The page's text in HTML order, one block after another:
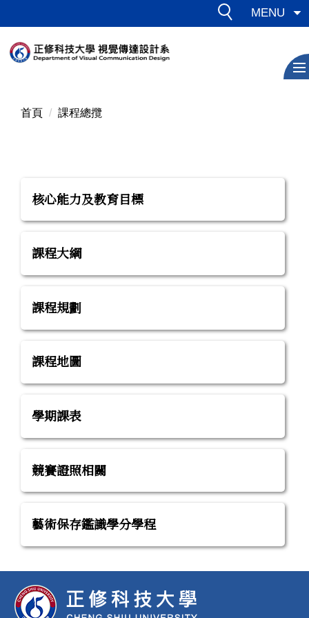
到
主
要
MENU
首頁 課程總攬
核心能力及教育目標
課程大綱
課程規劃
課程地圖
學期課表
競賽證照相關
藝術保存鑑識學分學程